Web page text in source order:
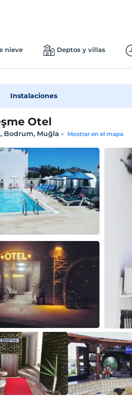
nieve Deptos y villas
Instalaciones
Otel
Bodrum, Muğla - Mostrar en el mapa